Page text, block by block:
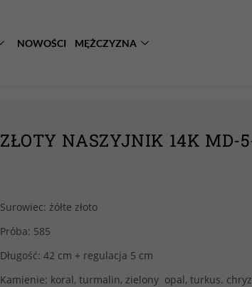
NOWOŚCI MĘŻCZYZNA
ZŁOTY NASZYJNIK 14K MD-
Surowiec: żółte złoto
Próba: 585
Długość: 42 cm + regulacja 5 cm
Kamienie: koral, turmalin, zielony opal, turkus.